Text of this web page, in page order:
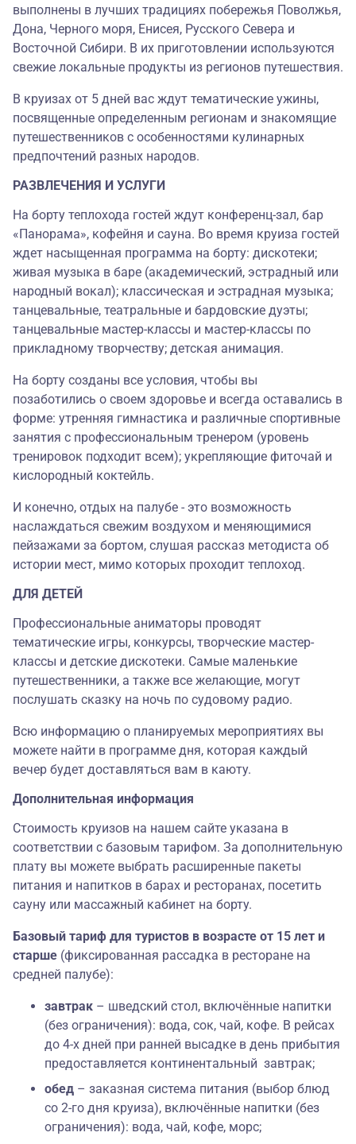
выполнены в лучших традициях побережья Поволжья,
Дона, Черного моря, Енисея, Русского Севера и
Восточной Сибири. В их приготовлении используются
свежие локальные продукты из регионов путешествия.
В круизах от 5 дней вас ждут тематические ужины,
посвященные определенным регионам и знакомящие
путешественников с особенностями кулинарных
предпочтений разных народов.
РАЗВЛЕЧЕНИЯ И УСЛУГИ
На борту теплохода гостей ждут конференц-зал, бар
«Панорама», кофейня и сауна. Во время круиза гостей
ждет насыщенная программа на борту: дискотеки;
живая музыка в баре (академический, эстрадный или
народный вокал); классическая и эстрадная музыка;
танцевальные, театральные и бардовские дуэты;
танцевальные мастер-классы и мастер-классы по
прикладному творчеству; детская анимация.
На борту созданы все условия, чтобы вы
позаботились о своем здоровье и всегда оставались в
форме: утренняя гимнастика и различные спортивные
занятия с профессиональным тренером (уровень
тренировок подходит всем); укрепляющие фиточай и
кислородный коктейль.
И конечно, отдых на палубе - это возможность
наслаждаться свежим воздухом и меняющимися
пейзажами за бортом, слушая рассказ методиста об
истории мест, мимо которых проходит теплоход.
ДЛЯ ДЕТЕЙ
Профессиональные аниматоры проводят
тематические игры, конкурсы, творческие мастер-
классы и детские дискотеки. Самые маленькие
путешественники, а также все желающие, могут
послушать сказку на ночь по судовому радио.
Всю информацию о планируемых мероприятиях вы
можете найти в программе дня, которая каждый
вечер будет доставляться вам в каюту.
Дополнительная информация
Стоимость круизов на нашем сайте указана в
соответствии с базовым тарифом. За дополнительную
плату вы можете выбрать расширенные пакеты
питания и напитков в барах и ресторанах, посетить
сауну или массажный кабинет на борту.
Базовый тариф для туристов в возрасте от 15 лет и
старше (фиксированная рассадка в ресторане на
средней палубе):
завтрак – шведский стол, включённые напитки
(без ограничения): вода, сок, чай, кофе. В рейсах
до 4-х дней при ранней высадке в день прибытия
предоставляется континентальный завтрак;
обед – заказная система питания (выбор блюд
со 2-го дня круиза), включённые напитки (без
ограничения): вода, чай, кофе, морс;